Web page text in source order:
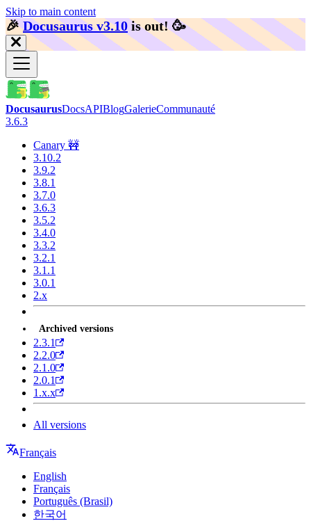
Skip to main content
🎉️Docusaurus v3.10 is out! 🥳️
DocusaurusDocsAPIBlogGalerieCommunauté
3.6.3
Canary 🚧
3.10.2
3.9.2
3.8.1
3.7.0
3.6.3
3.5.2
3.4.0
3.3.2
3.2.1
3.1.1
3.0.1
2.x
Archived versions
2.3.1
2.2.0
2.1.0
2.0.1
1.x.x
All versions
Français
English
Français
Português (Brasil)
한국어